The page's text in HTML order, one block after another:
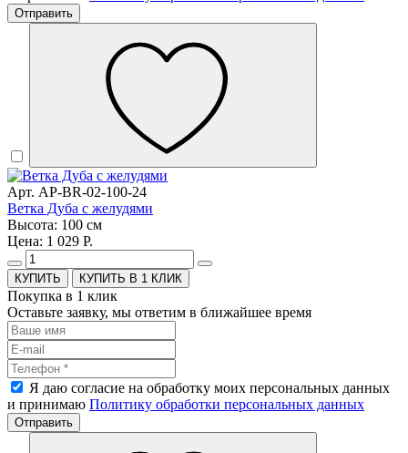
Отправить
Арт. AP-BR-02-100-24
Ветка Дуба с желудями
Высота: 100 см
Цена: 1 029 Р.
КУПИТЬ В 1 КЛИК
Покупка в 1 клик
Оставьте заявку, мы ответим в ближайшее время
Я даю согласие на обработку моих персональных данных
и принимаю Политику обработки персональных данных
Отправить